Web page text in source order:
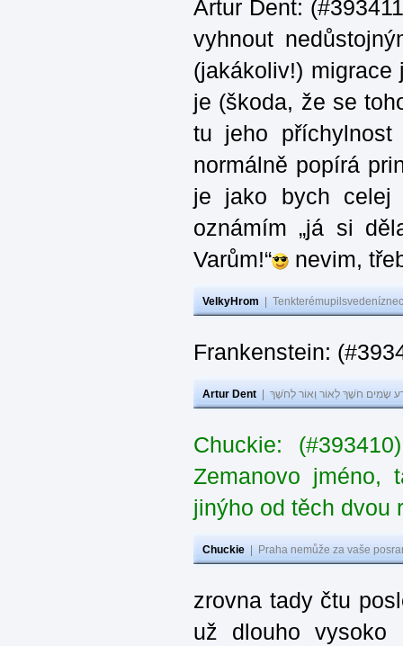
Artur Dent:
vyhnout
(jakákoliv!)
je (škoda, že se
tu jeho
normálně popírá
je jako bych celej
oznámím „já si
Varům!“
nevim,
VelkyHrom
Frankenstein:
Artur Dent שָׂמִים חֹשֶׁךְ לְאוֹר וְאוֹר לְחֹשֶׁךְ
Chuckie:
Zemanovo jméno,
jinýho od těch dvou
Chuckie Praha nemůže za vaše
zrovna tady čtu
už dlouho